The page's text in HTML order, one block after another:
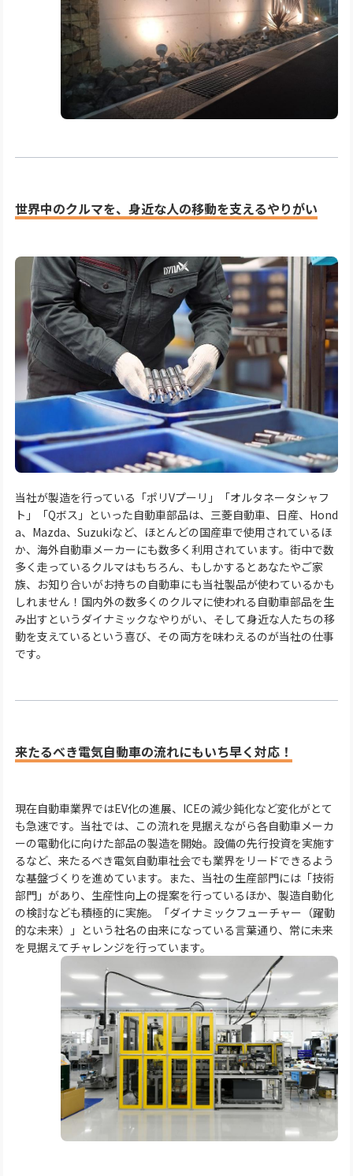
世界中のクルマを、身近な人の移動を支えるやりがい
当社が製造を行っている「ポリVプーリ」「オルタネータシャフ
ト」「Qボス」といった自動車部品は、三菱自動車、日産、Hond
a、Mazda、Suzukiなど、ほとんどの国産車で使用されているほ
か、海外自動車メーカーにも数多く利用されています。街中で数
多く走っているクルマはもちろん、もしかするとあなたやご家
族、お知り合いがお持ちの自動車にも当社製品が使わているかも
しれません！国内外の数多くのクルマに使われる自動車部品を生
み出すというダイナミックなやりがい、そして身近な人たちの移
動を支えているという喜び、その両方を味わえるのが当社の仕事
です。
来たるべき電気自動車の流れにもいち早く対応！
現在自動車業界ではEV化の進展、ICEの減少鈍化など変化がとて
も急速です。当社では、この流れを見据えながら各自動車メーカ
ーの電動化に向けた部品の製造を開始。設備の先行投資を実施す
るなど、来たるべき電気自動車社会でも業界をリードできるよう
な基盤づくりを進めています。また、当社の生産部門には「技術
部門」があり、生産性向上の提案を行っているほか、製造自動化
の検討なども積極的に実施。「ダイナミックフューチャー（躍動
的な未来）」という社名の由来になっている言葉通り、常に未来
を見据えてチャレンジを行っています。